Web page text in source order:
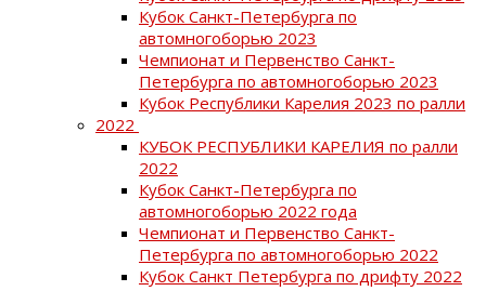
Кубок Санкт-Петербурга по
автомногоборью 2023
Чемпионат и Первенство Санкт-
Петербурга по автомногоборью 2023
Кубок Республики Карелия 2023 по ралли
2022
КУБОК РЕСПУБЛИКИ КАРЕЛИЯ по ралли
2022
Кубок Санкт-Петербурга по
автомногоборью 2022 года
Чемпионат и Первенство Санкт-
Петербурга по автомногоборью 2022
Кубок Санкт Петербурга по дрифту 2022